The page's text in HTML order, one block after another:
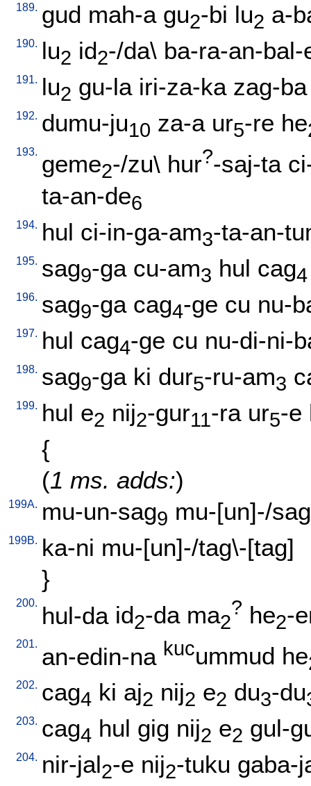
189. gud mah-a gu2-bi lu2 a-
190. lu2 id2-/da\ ba-ra-an-bal-
191. lu2 gu-la iri-za-ka zag-ba
192. dumu-ju10 za-a ur5-re he
193. geme2-/zu\ hur?-saj-ta
ta-an-de6
194. hul ci-in-ga-am3-ta-an-
195. sag9-ga cu-am3 hul cag4
196. sag9-ga cag4-ge cu nu-
197. hul cag4-ge cu nu-di-ni-
198. sag9-ga ki dur5-ru-am3
199. hul e2 nij2-gur11-ra ur5-e
{
(1 ms. adds:)
199A. mu-un-sag9 mu-[un]-/sag
199B. ka-ni mu-[un]-/tag\-[tag]
}
200. hul-da id2-da ma2
? he2-
201. an-edin-na kucummud he
202. cag4 ki aj2 nij2 e2 du3-du
203. cag4 hul gig nij2 e2 gul-
204. nir-jal2-e nij2-tuku gaba-